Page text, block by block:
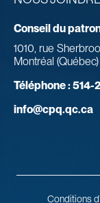
Conseil du
1010, rue
Montréal
Téléphone :514-
info@cpq.qc.ca
Conditions